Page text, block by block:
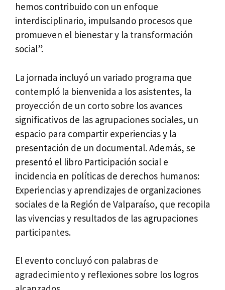
hemos contribuido con un enfoque
interdisciplinario, impulsando procesos que
promueven el bienestar y la transformación
social”.
La jornada incluyó un variado programa que
contempló la bienvenida a los asistentes, la
proyección de un corto sobre los avances
significativos de las agrupaciones sociales, un
espacio para compartir experiencias y la
presentación de un documental. Además, se
presentó el libro Participación social e
incidencia en políticas de derechos humanos:
Experiencias y aprendizajes de organizaciones
sociales de la Región de Valparaíso, que recopila
las vivencias y resultados de las agrupaciones
participantes.
El evento concluyó con palabras de
agradecimiento y reflexiones sobre los logros